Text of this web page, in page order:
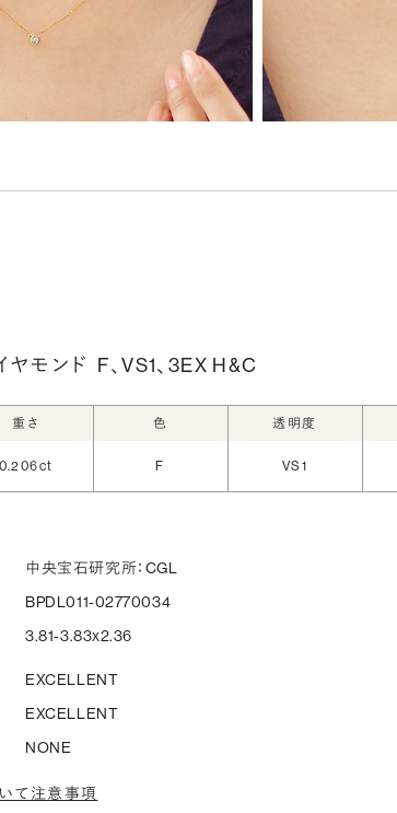
モンド F、VS1、3EX H&C
重さ 色 透明度
0.206ct F VS1
中央宝石研究所：CGL
BPDL011-02770034
3.81-3.83x2.36
EXCELLENT
EXCELLENT
NONE
て注意事項